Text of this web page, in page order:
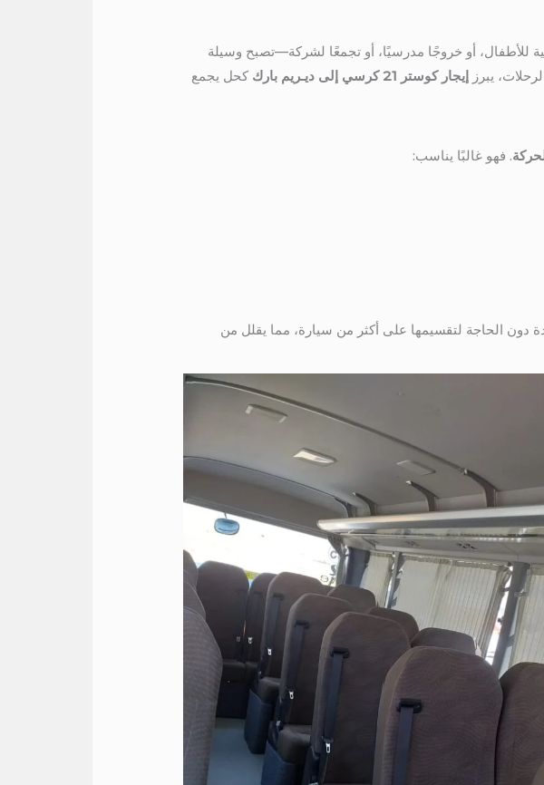
للأطفال، أو خروجًا مدرسيًا، أو تجمعًا لشركة—تصبح وسيلة
يبرزإيجار كوستر 21 كرسي إلى ديـريم بارك
كحل يجمع
. فهو غالبًا يناسب:
دون الحاجة لتقسيمها على أكثر من سيارة، مما يقلل من